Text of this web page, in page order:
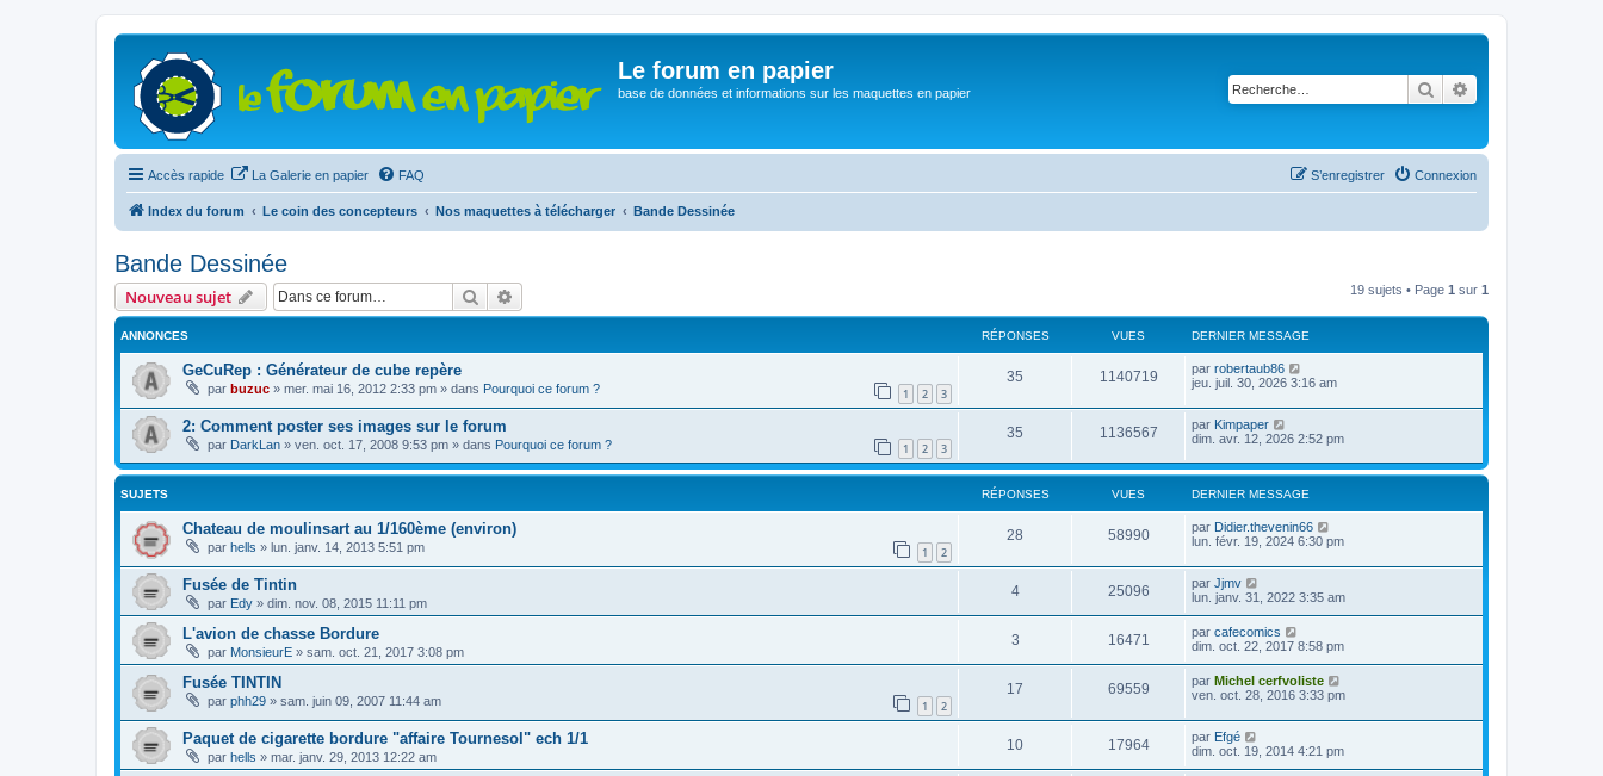
Le forum en papier
base de données et informations sur les maquettes en papier Rechercher
Accès rapide La Galerie en papier FAQ Connexion
S’enregistrer
Index du forum Le coin des concepteurs Nos maquettes à télécharger Bande Dessinée
Bande Dessinée
Nouveau sujet Rechercher 19 sujets • Page 1 sur 1
ANNONCES RÉPONSES VUES DERNIER MESSAGE
GeCuRep : Générateur de cube repère
par buzuc » mer. mai 16, 2012 2:33 pm » dans Pourquoi ce forum ? 1 2 3
35 1140719 par robertaub86
jeu. juil. 30, 2026 3:16 am
2: Comment poster ses images sur le forum
par DarkLan » ven. oct. 17, 2008 9:53 pm » dans Pourquoi ce forum ? 1 2 3
35 1136567 par Kimpaper
dim. avr. 12, 2026 2:52 pm
SUJETS RÉPONSES VUES DERNIER MESSAGE
Chateau de moulinsart au 1/160ème (environ)
par hells » lun. janv. 14, 2013 5:51 pm 1 2
28 58990 par Didier.thevenin66
lun. févr. 19, 2024 6:30 pm
Fusée de Tintin
par Edy » dim. nov. 08, 2015 11:11 pm
4 25096 par Jjmv
lun. janv. 31, 2022 3:35 am
L'avion de chasse Bordure
par MonsieurE » sam. oct. 21, 2017 3:08 pm
3 16471 par cafecomics
dim. oct. 22, 2017 8:58 pm
Fusée TINTIN
par phh29 » sam. juin 09, 2007 11:44 am 1 2
17 69559 par Michel cerfvoliste
ven. oct. 28, 2016 3:33 pm
Paquet de cigarette bordure "affaire Tournesol" ech 1/1
par hells » mar. janv. 29, 2013 12:22 am
10 17964 par Efgé
dim. oct. 19, 2014 4:21 pm